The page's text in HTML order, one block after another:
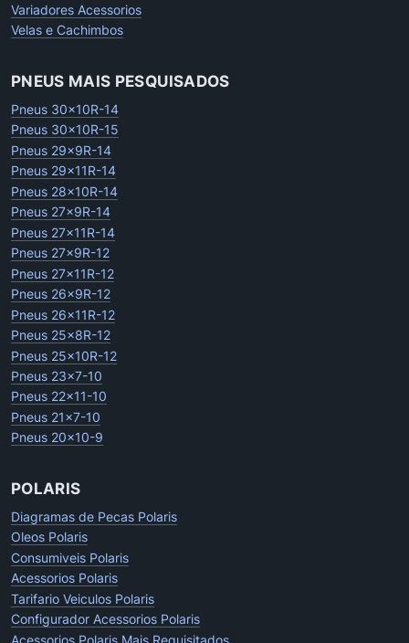
Variadores Acessorios
Velas e Cachimbos
PNEUS MAIS PESQUISADOS
Pneus 30x10R-14
Pneus 30x10R-15
Pneus 29x9R-14
Pneus 29x11R-14
Pneus 28x10R-14
Pneus 27x9R-14
Pneus 27x11R-14
Pneus 27x9R-12
Pneus 27x11R-12
Pneus 26x9R-12
Pneus 26x11R-12
Pneus 25x8R-12
Pneus 25x10R-12
Pneus 23x7-10
Pneus 22x11-10
Pneus 21x7-10
Pneus 20x10-9
POLARIS
Diagramas de Pecas Polaris
Oleos Polaris
Consumiveis Polaris
Acessorios Polaris
Tarifario Veiculos Polaris
Configurador Acessorios Polaris
Acessorios Polaris Mais Requisitados